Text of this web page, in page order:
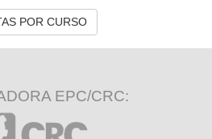
POR CURSO
EPC/CRC: